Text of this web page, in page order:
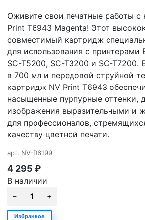
Оживите свои печатные работы с
Print T6943 Magenta! Этот
совместимый картридж
для использования с принтерами
SC-T5200, SC-T3200 и SC-T7200.
в 700 мл и передовой струйной
картридж NV Print T6943
насыщенные пурпурные оттенки,
изображения выразительными и
для профессионалов,
качеству цветной печати.
арт. NV-D6199
4 295 ₽
В наличии
Избранное